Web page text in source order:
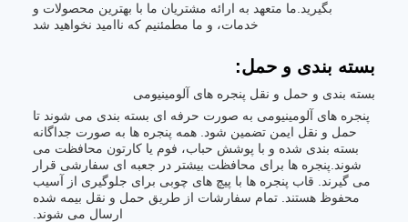
بگیرید.ما متعهد به ارائه مشتریان ما با بهترین محصولات و
خدمات، و ما مطمئنیم که ناامید نخواهید شد
بسته بندی و حمل:
بسته بندی و حمل و نقل پنجره های آلومینیومی
پنجره های آلومینیومی به صورت حرفه ای بسته بندی می شوند تا
حمل و نقل ایمن تضمین شود. همه پنجره ها به صورت جداگانه
بسته بندی شده و با پوشش حباب، فوم یا کارتون محافظت می
شوند.پنجره ها برای محافظت بیشتر در جعبه ای سفارشی قرار
می گیرند. قاب پنجره ها با پیچ های چوبی برای جلوگیری از آسیب
محفوظ هستند. تمام سفارشات از طریق حمل و نقل بیمه شده
ارسال می شوند.